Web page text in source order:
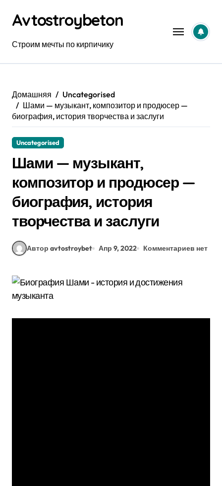
содержанию
Avtostroybeton
Строим мечты по кирпичику
Домашняя
Uncategorised
Шами — музыкант, композитор и продюсер —
биография, история творчества и заслуги
Uncategorised
Шами — музыкант,
композитор и продюсер —
биография, история
творчества и заслуги
Автор avtostroybet Апр 9, 2022 Комментариев нет